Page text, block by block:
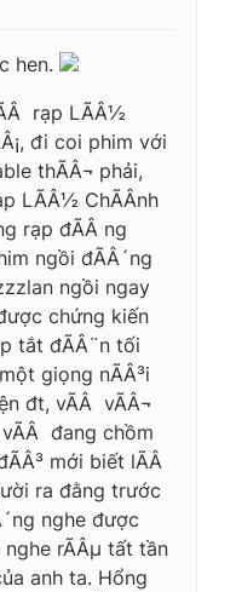
hen.
rạp LÃÂ½
đi coi phim với
thÃÂ¬ phải,
LÃÂ½ ChÃÂ­nh
rạp đÃÂ ng
ngồi đÃÂ´ng
ngồi ngay
được chứng kiến
tắt đÃÂ¨n tối
giọng nÃÂ³i
đt, vÃÂ vÃÂ¬
đang chồm
mới biết lÃÂ
ra đằng trước
nghe được
nghe rÃÂµ tất tần
anh ta. Hổng